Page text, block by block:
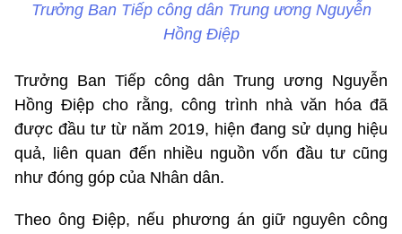
Trưởng Ban Tiếp công dân Trung ương Nguyễn
Hồng Điệp
Trưởng Ban Tiếp công dân Trung ương Nguyễn
Hồng Điệp cho rằng, công trình nhà văn hóa đã
được đầu tư từ năm 2019, hiện đang sử dụng hiệu
quả, liên quan đến nhiều nguồn vốn đầu tư cũng
như đóng góp của Nhân dân.
Theo ông Điệp, nếu phương án giữ nguyên công